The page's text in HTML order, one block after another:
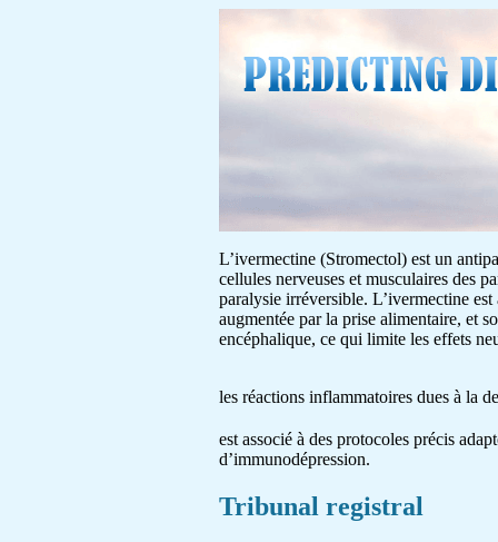
L’ivermectine (Stromectol) est un
cellules nerveuses et musculaires des
paralysie irréversible. L’ivermectine
augmentée par la prise alimentaire, et
encéphalique, ce qui limite les effets
les réactions inflammatoires dues à la
est associé à des protocoles précis
d’immunodépression.
Tribunal registral